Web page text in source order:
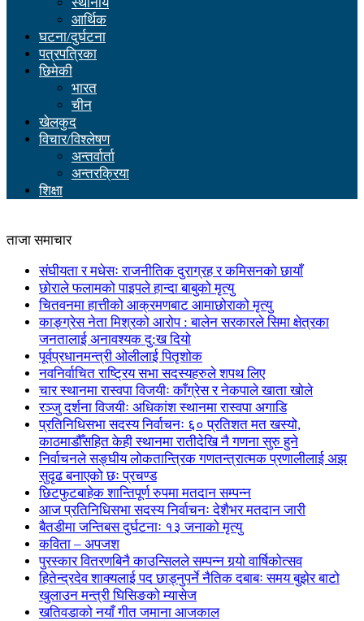
आर्थिक
घटना/दुर्घटना
पत्रपत्रिका
छिमेकी
भारत
चीन
खेलकुद
विचार/विश्लेषण
अन्तर्वार्ता
अन्तरक्रिया
शिक्षा
ताजा समाचार
संघीयता र मधेसः राजनीतिक दुराग्रह र कमिसनको छायाँ
छोराले फलामको पाइपले हान्दा बाबुको मृत्यु
चितवनमा हात्तीको आक्रमणबाट आमाछोराको मृत्यु
काङ्ग्रेस नेता मिश्रको आरोप : बालेन सरकारले सिमा क्षेत्रका
जनतालाई अनावश्यक दु:ख दियो
पूर्वप्रधानमन्त्री ओलीलाई पितृशोक
नवनिर्वाचित राष्ट्रिय सभा सदस्यहरुले शपथ लिए
चार स्थानमा रास्वपा विजयीः काँग्रेस र नेकपाले खाता खोले
रञ्जु दर्शना विजयीः अधिकांश स्थानमा रास्वपा अगाडि
प्रतिनिधिसभा सदस्य निर्वाचनः ६० प्रतिशत मत खस्यो,
काठमाडौँसहित केही स्थानमा रातीदेखि नै गणना सुरु हुने
निर्वाचनले सङ्घीय लोकतान्त्रिक गणतन्त्रात्मक प्रणालीलाई अझ
सुदृढ बनाएको छः प्रचण्ड
छिटफुटबाहेक शान्तिपूर्ण रुपमा मतदान सम्पन्न
आज प्रतिनिधिसभा सदस्य निर्वाचनः देशैभर मतदान जारी
बैतडीमा जन्तिबस दुर्घटनाः १३ जनाको मृत्यु
कविता – अपजश
पुरस्कार वितरणबिनै काउन्सिलले सम्पन्न गर्‍यो वार्षिकोत्सव
हितेन्द्रदेव शाक्यलाई पद छाड्नुपर्ने नैतिक दबाबः समय बुझेर बाटो
खुलाउन मन्त्री घिसिङको म्यासेज
खतिवडाको नयाँ गीत जमाना आजकाल